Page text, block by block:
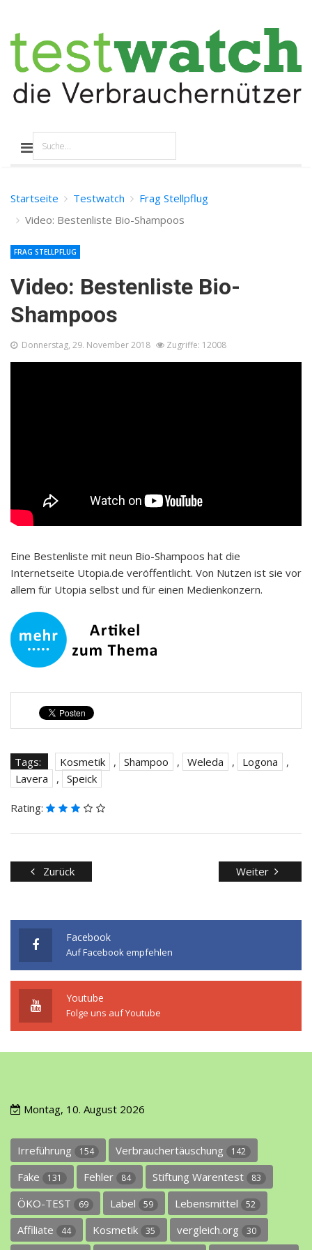
Startseite Testwatch
Frag Stellpflug
Video: Bestenliste Bio-Shampoos
Video: Bestenliste Bio-
Shampoos
FRAG STELLPFLUG
Donnerstag, 29. November 2018 Zugriffe: 12008
Eine Bestenliste mit neun Bio-Shampoos hat die
Internetseite Utopia.de veröffentlicht. Von Nutzen ist sie vor
allem für Utopia selbst und für einen Medienkonzern.
Tags: Kosmetik , Shampoo , Weleda , Logona
,
Lavera
, Speick
Rating:
Zurück Weiter
Facebook
Auf Facebook empfehlen
Youtube
Folge uns auf Youtube
Montag, 10. August 2026
Irreführung 154 Verbrauchertäuschung 142
Fake 131 Fehler 84 Stiftung Warentest 83
ÖKO-TEST 69 Label 59 Lebensmittel 52
Affiliate 44 Kosmetik 35 vergleich.org 30